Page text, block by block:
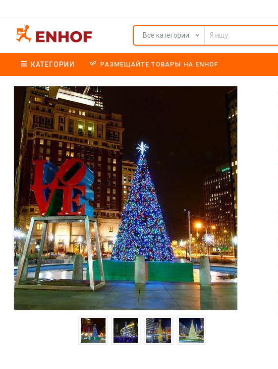
Все категории
КАТЕГОРИИ РАЗМЕЩАЙТЕ ТОВАРЫ НА ENHOF